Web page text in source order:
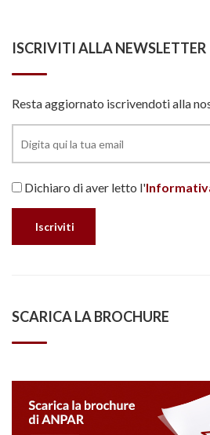
ISCRIVITI ALLA NEWSLETTER
Resta aggiornato iscrivendoti alla
Dichiaro di aver letto l'
SCARICA LA BROCHURE